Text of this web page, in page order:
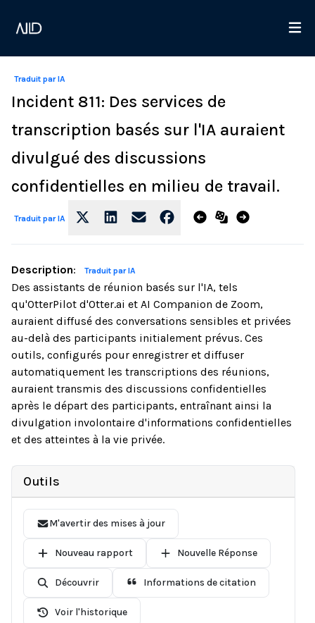
Traduit par IA
Incident 811: Des services de
transcription basés sur l'IA auraient
divulgué des discussions
confidentielles en milieu de travail.
Traduit par IA
Description: Traduit par IA
Des assistants de réunion basés sur l'IA, tels
qu'OtterPilot d'Otter.ai et AI Companion de Zoom,
auraient diffusé des conversations sensibles et privées
au-delà des participants initialement prévus. Ces
outils, configurés pour enregistrer et diffuser
automatiquement les transcriptions des réunions,
auraient transmis des discussions confidentielles
après le départ des participants, entraînant ainsi la
divulgation involontaire d'informations confidentielles
et des atteintes à la vie privée.
Outils
M'avertir des mises à jour
Nouveau rapport Nouvelle Réponse
Découvrir Informations de citation
Voir l'historique